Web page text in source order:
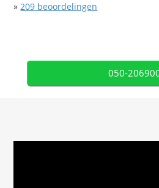
»209 beoordelingen
050-